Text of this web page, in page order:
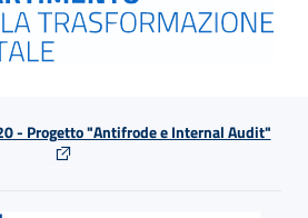
- Progetto "Antifrode e Internal Audit"